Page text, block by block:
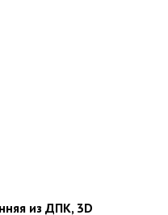
из ДПК, 3D